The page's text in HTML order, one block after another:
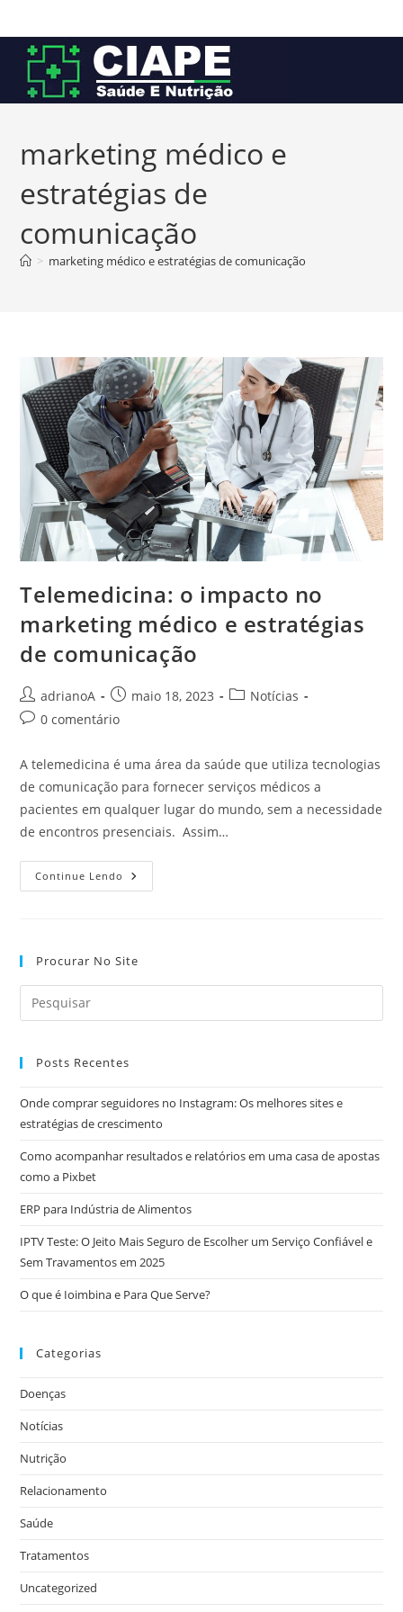
para
conteúdo
marketing médico e
estratégias de
comunicação
> marketing médico e estratégias de comunicação
Telemedicina: o impacto no
marketing médico e estratégias
de comunicação
Autor
do
adrianoA
Post
publicado:
maio 18, 2023
Categoria
Notícias
Comentários
post:
0 comentário
A telemedicina é uma área da saúde que utiliza tecnologias
de comunicação para fornecer serviços médicos a
pacientes em qualquer lugar do mundo, sem a necessidade
de encontros presenciais. Assim…
Continue Lendo Telemedicina:
O
Estratégias
Comunicação
Procurar No Site
Posts Recentes
Onde comprar seguidores no Instagram: Os melhores sites e
estratégias de crescimento
Como acompanhar resultados e relatórios em uma casa de apostas
como a Pixbet
ERP para Indústria de Alimentos
IPTV Teste: O Jeito Mais Seguro de Escolher um Serviço Confiável e
Sem Travamentos em 2025
O que é Ioimbina e Para Que Serve?
Categorias
Doenças
Notícias
Nutrição
Relacionamento
Saúde
Tratamentos
Uncategorized